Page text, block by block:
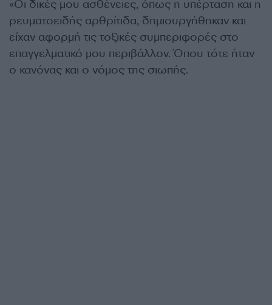
«Οι δικές μου ασθένειες, όπως η υπέρταση και η
ρευματοειδής αρθρίτιδα, δημιουργήθηκαν και
είχαν αφορμή τις τοξικές συμπεριφορές στο
επαγγελματικό μου περιβάλλον. Όπου τότε ήταν
ο κανόνας και ο νόμος της σιωπής.